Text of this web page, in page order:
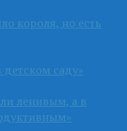
короля, но есть
саду»
ленивым, а в